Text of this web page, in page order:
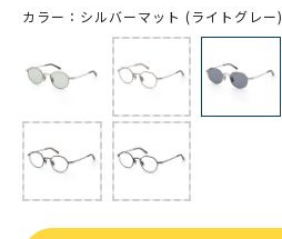
カラー：シルバーマット (ライトグレー)